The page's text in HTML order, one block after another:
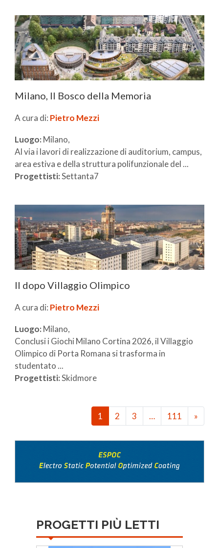
Milano, Il Bosco della Memoria
A cura di: Pietro Mezzi
Luogo: Milano,
Al via i lavori di realizzazione di auditorium, campus,
area estiva e della struttura polifunzionale del ...
Progettisti:Settanta7
Il dopo Villaggio Olimpico
A cura di: Pietro Mezzi
Luogo: Milano,
Conclusi i Giochi Milano Cortina 2026, il Villaggio
Olimpico di Porta Romana si trasforma in
studentato ...
Progettisti:Skidmore
1 2 3 … 111 »
PROGETTI PIÙ LETTI